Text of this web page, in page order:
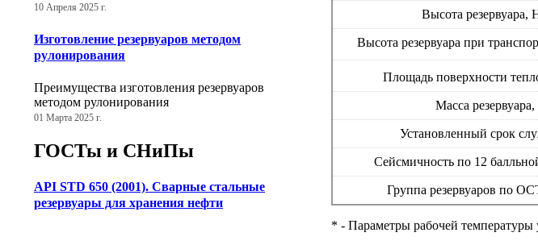
10 Апреля 2025 г.
Изготовление резервуаров методом
рулонирования
Преимущества изготовления резервуаров
методом рулонирования
01 Марта 2025 г.
ГОСТы и СНиПы
API STD 650 (2001). Сварные стальные
резервуары для хранения нефти
Высота резервуара,
Высота резервуара при
Площадь поверхности
Масса резервуара,
Установленный срок
Сейсмичность по 12
Группа резервуаров по
* - Параметры рабочей температуры